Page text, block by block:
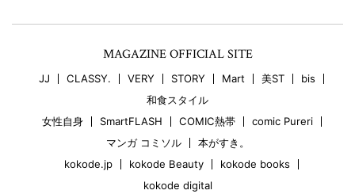
MAGAZINE OFFICIAL SITE
JJ CLASSY. VERY STORY Mart 美ST
bis
和食スタイル
女性自身
SmartFLASH COMIC熱帯
comic Pureri
マンガ コミソル
本がすき。
kokode.jp
kokode Beauty
kokode books
kokode digital